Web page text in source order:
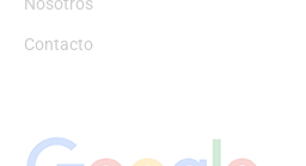
Nosotros
Contacto